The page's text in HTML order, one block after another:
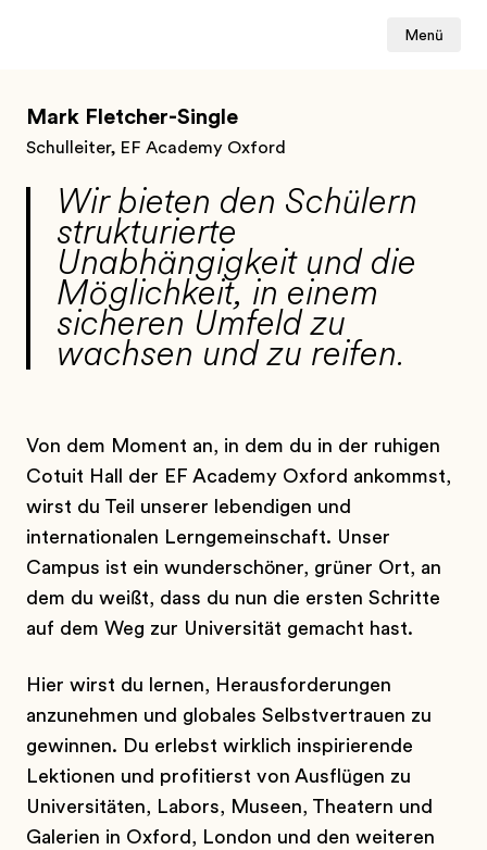
Menü
Mark Fletcher-Single
Schulleiter, EF Academy Oxford
Wir bieten den Schülern
strukturierte
Unabhängigkeit und die
Möglichkeit, in einem
sicheren Umfeld zu
wachsen und zu reifen.
Von dem Moment an, in dem du in der ruhigen
Cotuit Hall der EF Academy Oxford ankommst,
wirst du Teil unserer lebendigen und
internationalen Lerngemeinschaft. Unser
Campus ist ein wunderschöner, grüner Ort, an
dem du weißt, dass du nun die ersten Schritte
auf dem Weg zur Universität gemacht hast.
Hier wirst du lernen, Herausforderungen
anzunehmen und globales Selbstvertrauen zu
gewinnen. Du erlebst wirklich inspirierende
Lektionen und profitierst von Ausflügen zu
Universitäten, Labors, Museen, Theatern und
Galerien in Oxford, London und den weiteren